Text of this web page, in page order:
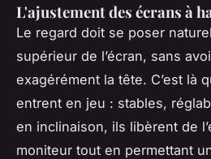
L'ajustement des écrans à
Le regard doit se poser
supérieur de l’écran, sans
exagérément la tête. C’est là
entrent en jeu : stables,
en inclinaison, ils libèrent de
moniteur tout en permettant